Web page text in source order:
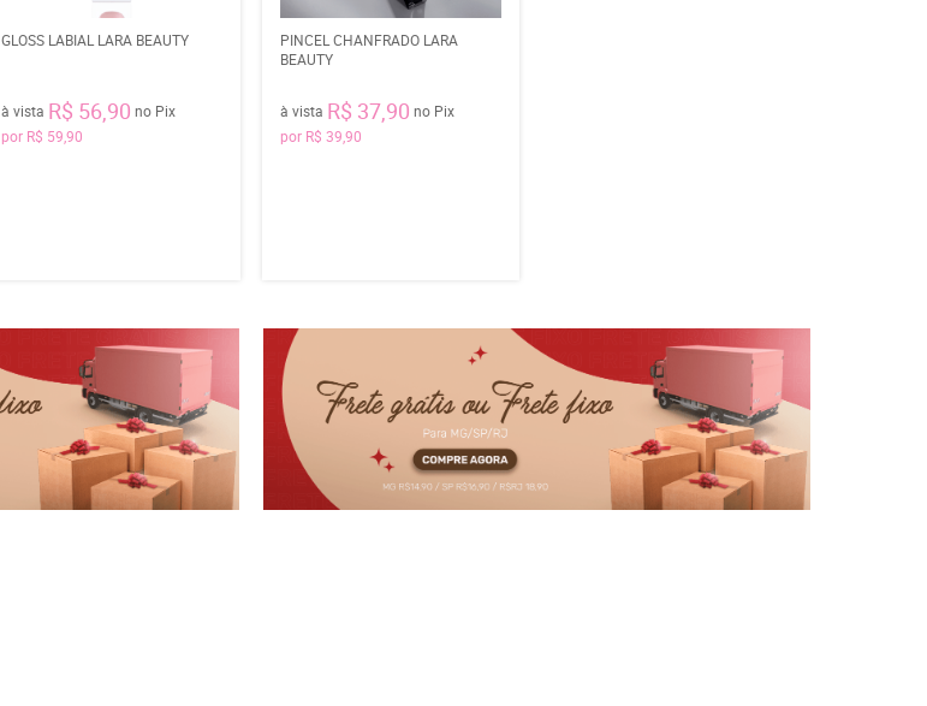
GLOSS LABIAL LARA BEAUTY
à vista R$ 56,90 no Pix
por R$ 59,90
PINCEL CHANFRADO LARA
BEAUTY
à vista R$ 37,90 no Pix
por R$ 39,90